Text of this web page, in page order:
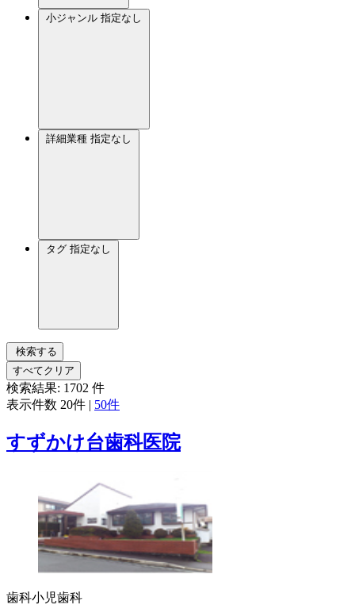
小ジャンル 指定なし
詳細業種 指定なし
タグ 指定なし
検索する
すべてクリア
検索結果: 1702 件
表示件数 20件 | 50件
すずかけ台歯科医院
歯科小児歯科